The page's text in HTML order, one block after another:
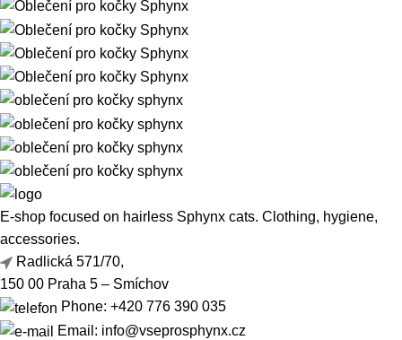
E-shop focused on hairless Sphynx cats. Clothing, hygiene,
accessories.
Radlická 571/70,
150 00 Praha 5 – Smíchov
Phone: +420 776 390 035
Email: info@vseprosphynx.cz